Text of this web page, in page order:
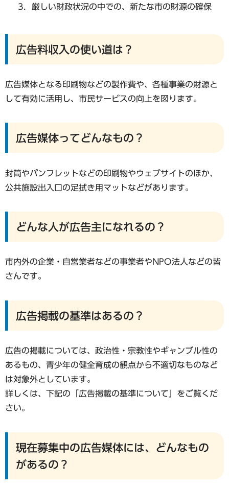
厳しい財政状況の中での、新たな市の財源の確保
広告料収入の使い道は？
広告媒体となる印刷物などの製作費や、各種事業の財源と
して有効に活用し、市民サービスの向上を図ります。
広告媒体ってどんなもの？
封筒やパンフレットなどの印刷物やウェブサイトのほか、
公共施設出入口の足拭き用マットなどがあります。
どんな人が広告主になれるの？
市内外の企業・自営業者などの事業者やNPO法人などの皆
さんです。
広告掲載の基準はあるの？
広告の掲載については、政治性・宗教性やギャンブル性の
あるもの、青少年の健全育成の観点から不適切なものなど
は対象外としています。
詳しくは、下記の「広告掲載の基準について」をご覧くだ
さい。
現在募集中の広告媒体には、どんなもの
があるの？